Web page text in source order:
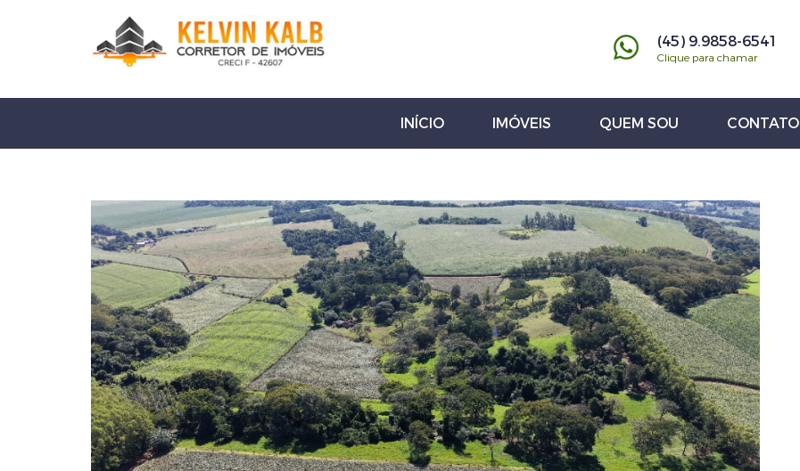
(45) 9.9858-6541
Clique para chamar
INÍCIO IMÓVEIS QUEM SOU CONTATO